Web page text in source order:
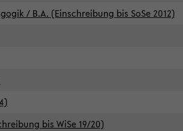
/ B.A. (Einschreibung bis SoSe 2012)
bis WiSe 19/20)